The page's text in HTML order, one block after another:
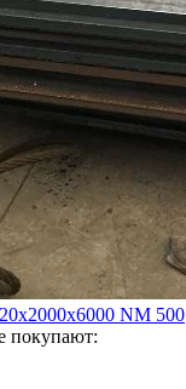
NM 500
покупают: